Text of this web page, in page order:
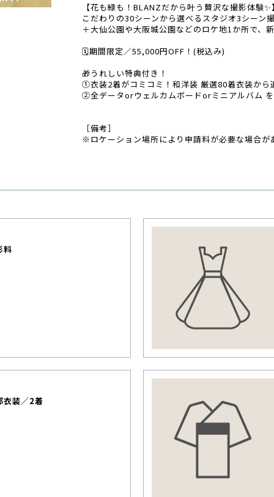
【花も緑も！BLANZだから叶う贅沢な撮影体験✨】
こだわりの30シーンから選べるスタジオ3シーン
＋大仙公園や大阪城公園などのロケ地1か所で、
🗓️期間限定／55,000円OFF！(税込み)
🎁うれしい特典付き！
①衣装2着がコミコミ！和洋装 厳選80着衣装から
②全データorウェルカムボードorミニアルバム を
［備考］
※ロケーション場所により申請料が必要な場合が
料
衣装／2着